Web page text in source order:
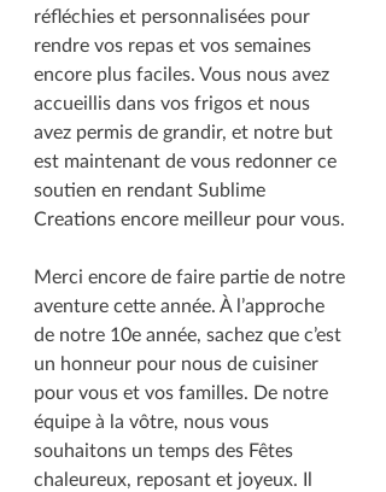
réfléchies et personnalisées pour
rendre vos repas et vos semaines
encore plus faciles. Vous nous avez
accueillis dans vos frigos et nous
avez permis de grandir, et notre but
est maintenant de vous redonner ce
soutien en rendant Sublime
Creations encore meilleur pour vous.
Merci encore de faire partie de notre
aventure cette année. À l’approche
de notre 10e année, sachez que c’est
un honneur pour nous de cuisiner
pour vous et vos familles. De notre
équipe à la vôtre, nous vous
souhaitons un temps des Fêtes
chaleureux, reposant et joyeux. Il